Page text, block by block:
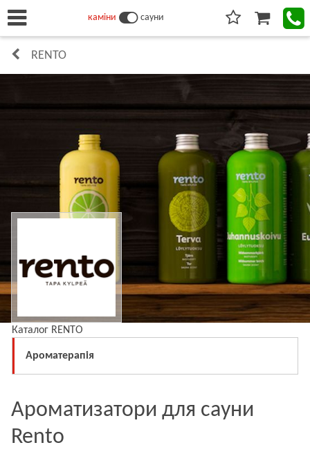
каміни сауни
RENTO
Каталог RENTO
Ароматерапія
Ароматизатори для сауни
Rento